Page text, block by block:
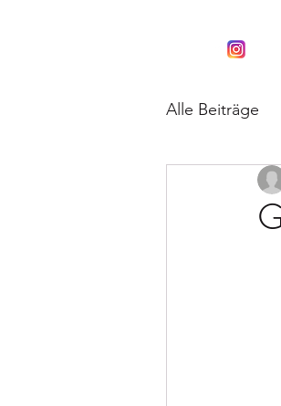
Alle Beiträge